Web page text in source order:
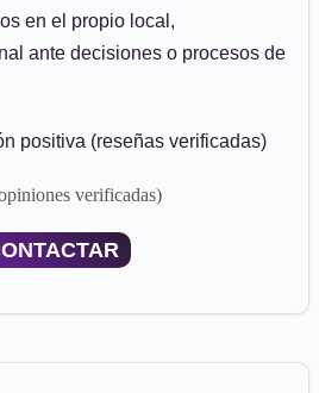
en el propio local,
ante decisiones o procesos de
positiva (reseñas verificadas)
verificadas)